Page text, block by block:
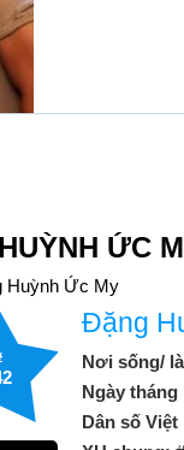
ỨC
Huỳnh Ức My
Đặng
Nơi sống/
Ngày tháng
Dân số Việt